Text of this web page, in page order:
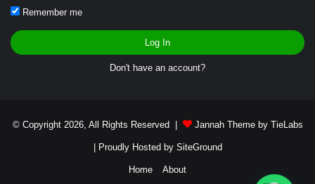
Remember me
Log In
Don't have an account?
© Copyright 2026, All Rights Reserved | Jannah Theme by TieLabs
| Proudly Hosted by SiteGround
Home About